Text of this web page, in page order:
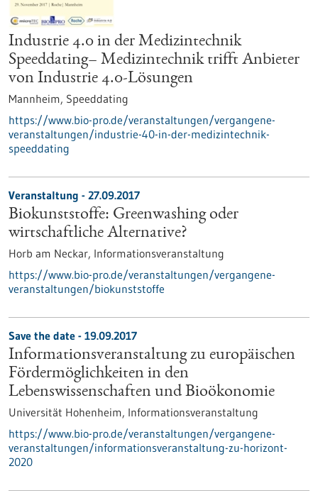
Industrie 4.0 in der Medizintechnik
Speeddating– Medizintechnik trifft Anbieter
von Industrie 4.0-Lösungen
Mannheim, Speeddating
https://www.bio-pro.de/veranstaltungen/vergangene-
veranstaltungen/industrie-40-in-der-medizintechnik-
speeddating
Veranstaltung - 27.09.2017
Biokunststoffe: Greenwashing oder
wirtschaftliche Alternative?
Horb am Neckar, Informationsveranstaltung
https://www.bio-pro.de/veranstaltungen/vergangene-
veranstaltungen/biokunststoffe
Save the date - 19.09.2017
Informationsveranstaltung zu europäischen
Fördermöglichkeiten in den
Lebenswissenschaften und Bioökonomie
Universität Hohenheim, Informationsveranstaltung
https://www.bio-pro.de/veranstaltungen/vergangene-
veranstaltungen/informationsveranstaltung-zu-horizont-
2020